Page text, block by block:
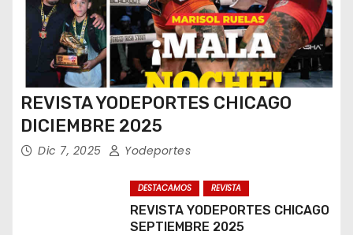
REVISTA YODEPORTES CHICAGO
DICIEMBRE 2025
Dic 7, 2025 Yodeportes
DESTACAMOS REVISTA
REVISTA YODEPORTES CHICAGO
SEPTIEMBRE 2025